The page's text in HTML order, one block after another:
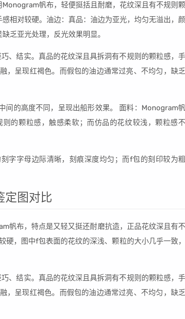
帆布，轻便挺括且耐磨，花纹深且有不规则颗
相对较硬。油边：真品：油边为亚光，均匀无溢出，颜
乏亚光处理，反光效果明显。
、结实。真品的花纹深且具拆洞有不规则的颗粒感，手
，呈现红褐色。而假包的油边通常过亮、不均匀，缺乏
间的高度不同，呈现出船形效果。 面料：Monogram帆
的颗粒感，触感柔软；而仿品的花纹较浅，颗粒感不
字字母边际清晰，刻痕深度均匀；而f包的刻印较为粗
定图对比
帆布，特点是又轻又挺还耐磨抗造，正品花纹深且有不
，图中f包表面的花纹的深浅、颗粒的大小几乎一致，
、结实。真品的花纹深且具拆洞有不规则的颗粒感，手
，呈现红褐色。而假包的油边通常过亮、不均匀，缺乏